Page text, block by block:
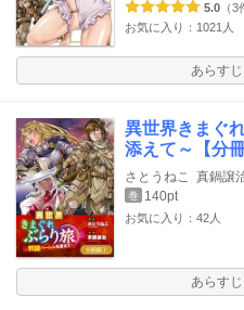
5.0 （3
お気に入り：1021人
あらす
異世界きまぐ
添えて～【分冊
さとうねこ 真鍋譲
巻 140pt
お気に入り：42人
あらす